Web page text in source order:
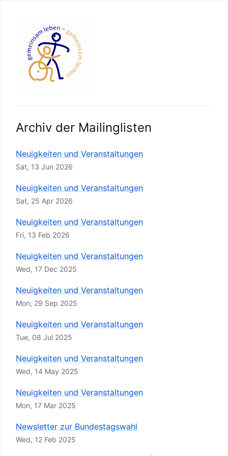
Archiv der Mailinglisten
Neuigkeiten und Veranstaltungen
Sat, 13 Jun 2026
Neuigkeiten und Veranstaltungen
Sat, 25 Apr 2026
Neuigkeiten und Veranstaltungen
Fri, 13 Feb 2026
Neuigkeiten und Veranstaltungen
Wed, 17 Dec 2025
Neuigkeiten und Veranstaltungen
Mon, 29 Sep 2025
Neuigkeiten und Veranstaltungen
Tue, 08 Jul 2025
Neuigkeiten und Veranstaltungen
Wed, 14 May 2025
Neuigkeiten und Veranstaltungen
Mon, 17 Mar 2025
Newsletter zur Bundestagswahl
Wed, 12 Feb 2025